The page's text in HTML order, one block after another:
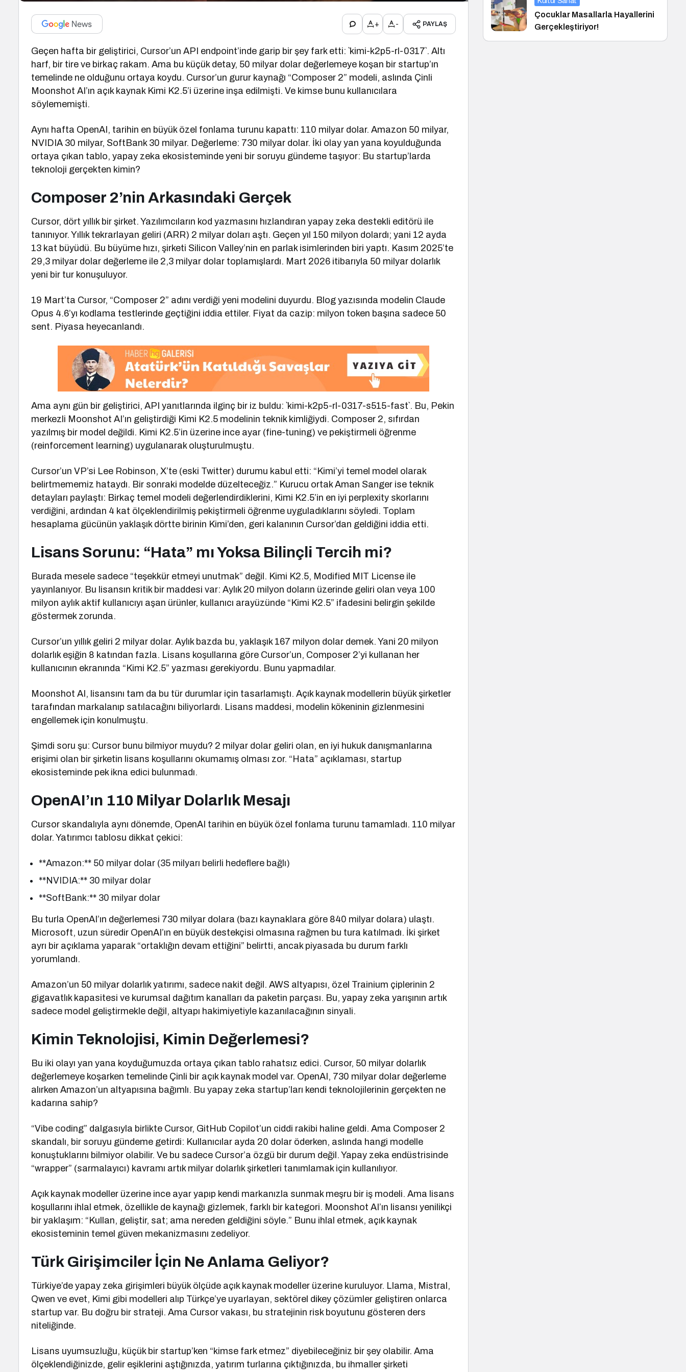
+ - PAYLAŞ
Geçen hafta bir geliştirici, Cursor’un API endpoint’inde garip bir şey fark etti: `kimi-k2p5-rl-0317`. Altı
harf, bir tire ve birkaç rakam. Ama bu küçük detay, 50 milyar dolar değerlemeye koşan bir startup’ın
temelinde ne olduğunu ortaya koydu. Cursor’un gurur kaynağı “Composer 2” modeli, aslında Çinli
Moonshot AI’ın açık kaynak Kimi K2.5’i üzerine inşa edilmişti. Ve kimse bunu kullanıcılara
söylememişti.
Aynı hafta OpenAI, tarihin en büyük özel fonlama turunu kapattı: 110 milyar dolar. Amazon 50 milyar,
NVIDIA 30 milyar, SoftBank 30 milyar. Değerleme: 730 milyar dolar. İki olay yan yana koyulduğunda
ortaya çıkan tablo, yapay zeka ekosisteminde yeni bir soruyu gündeme taşıyor: Bu startup’larda
teknoloji gerçekten kimin?
Composer 2’nin Arkasındaki Gerçek
Cursor, dört yıllık bir şirket. Yazılımcıların kod yazmasını hızlandıran yapay zeka destekli editörü ile
tanınıyor. Yıllık tekrarlayan geliri (ARR) 2 milyar doları aştı. Geçen yıl 150 milyon dolardı; yani 12 ayda
13 kat büyüdü. Bu büyüme hızı, şirketi Silicon Valley’nin en parlak isimlerinden biri yaptı. Kasım 2025’te
29,3 milyar dolar değerleme ile 2,3 milyar dolar toplamışlardı. Mart 2026 itibarıyla 50 milyar dolarlık
yeni bir tur konuşuluyor.
19 Mart’ta Cursor, “Composer 2” adını verdiği yeni modelini duyurdu. Blog yazısında modelin Claude
Opus 4.6’yı kodlama testlerinde geçtiğini iddia ettiler. Fiyat da cazip: milyon token başına sadece 50
sent. Piyasa heyecanlandı.
Ama aynı gün bir geliştirici, API yanıtlarında ilginç bir iz buldu: `kimi-k2p5-rl-0317-s515-fast`. Bu, Pekin
merkezli Moonshot AI’ın geliştirdiği Kimi K2.5 modelinin teknik kimliğiydi. Composer 2, sıfırdan
yazılmış bir model değildi. Kimi K2.5’in üzerine ince ayar (fine-tuning) ve pekiştirmeli öğrenme
(reinforcement learning) uygulanarak oluşturulmuştu.
Cursor’un VP’si Lee Robinson, X’te (eski Twitter) durumu kabul etti: “Kimi’yi temel model olarak
belirtmememiz hataydı. Bir sonraki modelde düzelteceğiz.” Kurucu ortak Aman Sanger ise teknik
detayları paylaştı: Birkaç temel modeli değerlendirdiklerini, Kimi K2.5’in en iyi perplexity skorlarını
verdiğini, ardından 4 kat ölçeklendirilmiş pekiştirmeli öğrenme uyguladıklarını söyledi. Toplam
hesaplama gücünün yaklaşık dörtte birinin Kimi’den, geri kalanının Cursor’dan geldiğini iddia etti.
Lisans Sorunu: “Hata” mı Yoksa Bilinçli Tercih mi?
Burada mesele sadece “teşekkür etmeyi unutmak” değil. Kimi K2.5, Modified MIT License ile
yayınlanıyor. Bu lisansın kritik bir maddesi var: Aylık 20 milyon doların üzerinde geliri olan veya 100
milyon aylık aktif kullanıcıyı aşan ürünler, kullanıcı arayüzünde “Kimi K2.5” ifadesini belirgin şekilde
göstermek zorunda.
Cursor’un yıllık geliri 2 milyar dolar. Aylık bazda bu, yaklaşık 167 milyon dolar demek. Yani 20 milyon
dolarlık eşiğin 8 katından fazla. Lisans koşullarına göre Cursor’un, Composer 2’yi kullanan her
kullanıcının ekranında “Kimi K2.5” yazması gerekiyordu. Bunu yapmadılar.
Moonshot AI, lisansını tam da bu tür durumlar için tasarlamıştı. Açık kaynak modellerin büyük şirketler
tarafından markalanıp satılacağını biliyorlardı. Lisans maddesi, modelin kökeninin gizlenmesini
engellemek için konulmuştu.
Şimdi soru şu: Cursor bunu bilmiyor muydu? 2 milyar dolar geliri olan, en iyi hukuk danışmanlarına
erişimi olan bir şirketin lisans koşullarını okumamış olması zor. “Hata” açıklaması, startup
ekosisteminde pek ikna edici bulunmadı.
OpenAI’ın 110 Milyar Dolarlık Mesajı
Cursor skandalıyla aynı dönemde, OpenAI tarihin en büyük özel fonlama turunu tamamladı. 110 milyar
dolar. Yatırımcı tablosu dikkat çekici:
**Amazon:** 50 milyar dolar (35 milyarı belirli hedeflere bağlı)
**NVIDIA:** 30 milyar dolar
**SoftBank:** 30 milyar dolar
Bu turla OpenAI’ın değerlemesi 730 milyar dolara (bazı kaynaklara göre 840 milyar dolara) ulaştı.
Microsoft, uzun süredir OpenAI’ın en büyük destekçisi olmasına rağmen bu tura katılmadı. İki şirket
ayrı bir açıklama yaparak “ortaklığın devam ettiğini” belirtti, ancak piyasada bu durum farklı
yorumlandı.
Amazon’un 50 milyar dolarlık yatırımı, sadece nakit değil. AWS altyapısı, özel Trainium çiplerinin 2
gigavatlık kapasitesi ve kurumsal dağıtım kanalları da paketin parçası. Bu, yapay zeka yarışının artık
sadece model geliştirmekle değil, altyapı hakimiyetiyle kazanılacağının sinyali.
Kimin Teknolojisi, Kimin Değerlemesi?
Bu iki olayı yan yana koyduğumuzda ortaya çıkan tablo rahatsız edici. Cursor, 50 milyar dolarlık
değerlemeye koşarken temelinde Çinli bir açık kaynak model var. OpenAI, 730 milyar dolar değerleme
alırken Amazon’un altyapısına bağımlı. Bu yapay zeka startup’ları kendi teknolojilerinin gerçekten ne
kadarına sahip?
“Vibe coding” dalgasıyla birlikte Cursor, GitHub Copilot’un ciddi rakibi haline geldi. Ama Composer 2
skandalı, bir soruyu gündeme getirdi: Kullanıcılar ayda 20 dolar öderken, aslında hangi modelle
konuştuklarını bilmiyor olabilir. Ve bu sadece Cursor’a özgü bir durum değil. Yapay zeka endüstrisinde
“wrapper” (sarmalayıcı) kavramı artık milyar dolarlık şirketleri tanımlamak için kullanılıyor.
Açık kaynak modeller üzerine ince ayar yapıp kendi markanızla sunmak meşru bir iş modeli. Ama lisans
koşullarını ihlal etmek, özellikle de kaynağı gizlemek, farklı bir kategori. Moonshot AI’ın lisansı yenilikçi
bir yaklaşım: “Kullan, geliştir, sat; ama nereden geldiğini söyle.” Bunu ihlal etmek, açık kaynak
ekosisteminin temel güven mekanizmasını zedeliyor.
Türk Girişimciler İçin Ne Anlama Geliyor?
Türkiye’de yapay zeka girişimleri büyük ölçüde açık kaynak modeller üzerine kuruluyor. Llama, Mistral,
Qwen ve evet, Kimi gibi modelleri alıp Türkçe’ye uyarlayan, sektörel dikey çözümler geliştiren onlarca
startup var. Bu doğru bir strateji. Ama Cursor vakası, bu stratejinin risk boyutunu gösteren ders
niteliğinde.
Lisans uyumsuzluğu, küçük bir startup’ken “kimse fark etmez” diyebileceğiniz bir şey olabilir. Ama
ölçeklendiğinizde, gelir eşiklerini aştığınızda, yatırım turlarına çıktığınızda, bu ihmaller şirketi
Çocuklar Masallarla Hayallerini
Gerçekleştiriyor!